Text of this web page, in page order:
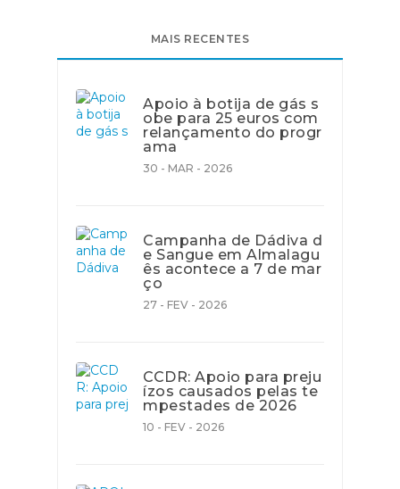
MAIS RECENTES
Apoio à botija de gás s
obe para 25 euros com
relançamento do progr
ama
30 - MAR - 2026
Campanha de Dádiva d
e Sangue em Almalagu
ês acontece a 7 de mar
ço
27 - FEV - 2026
CCDR: Apoio para preju
ízos causados pelas te
mpestades de 2026
10 - FEV - 2026